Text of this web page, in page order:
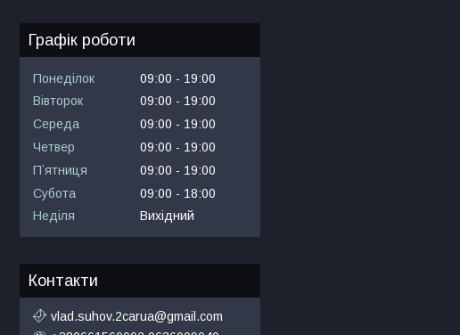
Графік роботи
Понеділок 09:00
19:00
Вівторок
09:00
19:00
Середа
09:00
19:00
Четвер
09:00
19:00
Пʼятниця
09:00
19:00
Субота
09:00
18:00
Неділя
Вихідний
Контакти
vlad.suhov.2carua@gmail.com